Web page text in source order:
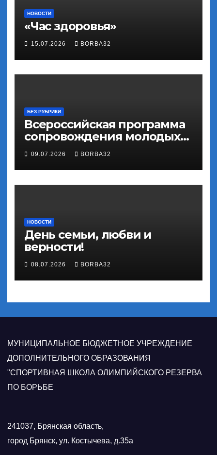
НОВОСТИ
«Час здоровья»
15.07.2026 BORBA32
БЕЗ РУБРИКИ
Всероссийская программа
сопровождения молодых
государственных и
муниципальных служащих
«ГосСтарт»
09.07.2026 BORBA32
НОВОСТИ
День семьи, любви и
верности!
08.07.2026 BORBA32
МУНИЦИПАЛЬНОЕ БЮДЖЕТНОЕ УЧРЕЖДЕНИЕ
ДОПОЛНИТЕЛЬНОГО ОБРАЗОВАНИЯ
"СПОРТИВНАЯ ШКОЛА ОЛИМПИЙСКОГО РЕЗЕРВА
ПО БОРЬБЕ
241037, Брянская область,
город Брянск, ул. Костычева, д.35а